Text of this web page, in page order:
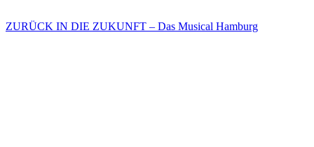
ZURÜCK IN DIE ZUKUNFT – Das Musical Hamburg